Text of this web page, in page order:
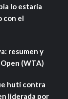
lo estaría
con el
resumen y
(WTA)
hutí contra
liderada por